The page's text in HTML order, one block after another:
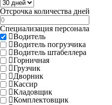
Отсрочка количества дней
Специализация персонала
Водитель
Водитель погрузчика
Водитель штабеллера
Горничная
Грузчик
Дворник
Кассир
Кладовщик
Комплектовщик